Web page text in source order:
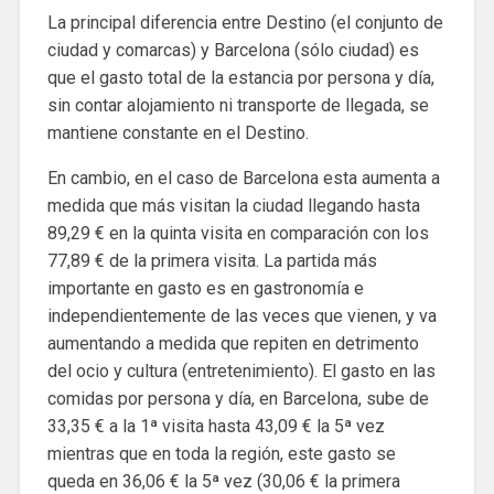
La principal diferencia entre Destino (el conjunto de
ciudad y comarcas) y Barcelona (sólo ciudad) es
que el gasto total de la estancia por persona y día,
sin contar alojamiento ni transporte de llegada, se
mantiene constante en el Destino.
En cambio, en el caso de Barcelona esta aumenta a
medida que más visitan la ciudad llegando hasta
89,29 € en la quinta visita en comparación con los
77,89 € de la primera visita. La partida más
importante en gasto es en gastronomía e
independientemente de las veces que vienen, y va
aumentando a medida que repiten en detrimento
del ocio y cultura (entretenimiento). El gasto en las
comidas por persona y día, en Barcelona, ​​sube de
33,35 € a la 1ª visita hasta 43,09 € la 5ª vez
mientras que en toda la región, este gasto se
queda en 36,06 € la 5ª vez (30,06 € la primera